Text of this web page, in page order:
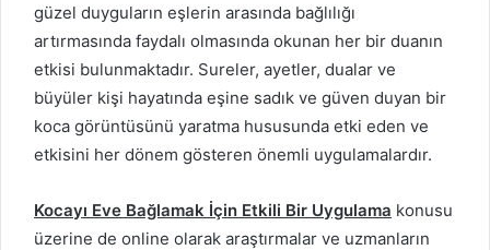
güzel duyguların eşlerin arasında bağlılığı
artırmasında faydalı olmasında okunan her bir duanın
etkisi bulunmaktadır. Sureler, ayetler, dualar ve
büyüler kişi hayatında eşine sadık ve güven duyan bir
koca görüntüsünü yaratma hususunda etki eden ve
etkisini her dönem gösteren önemli uygulamalardır.
Kocayı Eve Bağlamak İçin Etkili Bir Uygulama konusu
üzerine de online olarak araştırmalar ve uzmanların